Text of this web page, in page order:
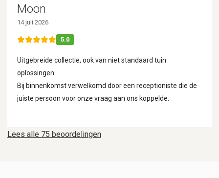
Lees alle 75 beoordelingen
Moon
14 juli 2026
5.0
Uitgebreide collectie, ook van niet standaard tuin
oplossingen.
Bij binnenkomst verwelkomd door een receptioniste die de
juiste persoon voor onze vraag aan ons koppelde.